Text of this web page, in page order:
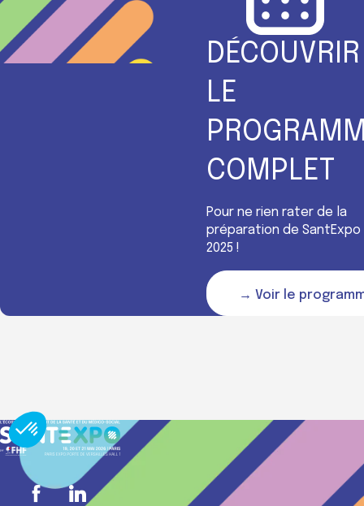
DÉCOUVRIR
LE
COMPLET
Pour ne rien rater de la
préparation de SantExpo
2025 !
→ Voir le